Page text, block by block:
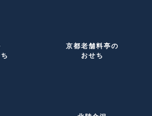
京都老舗料亭の
おせち